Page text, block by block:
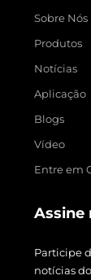
Sobre Nós
Produtos
Notícias
Aplicação
Blogs
Vídeo
Entre em
Assine
Participe
notícias